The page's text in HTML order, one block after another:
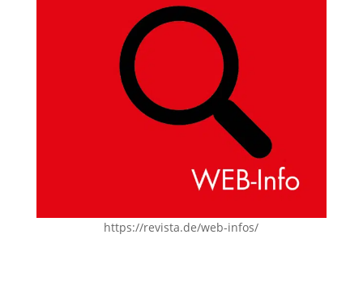
https://revista.de/web-infos/